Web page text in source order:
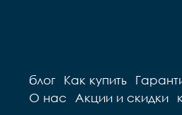
блог Как купить
О нас
Акции и скидки